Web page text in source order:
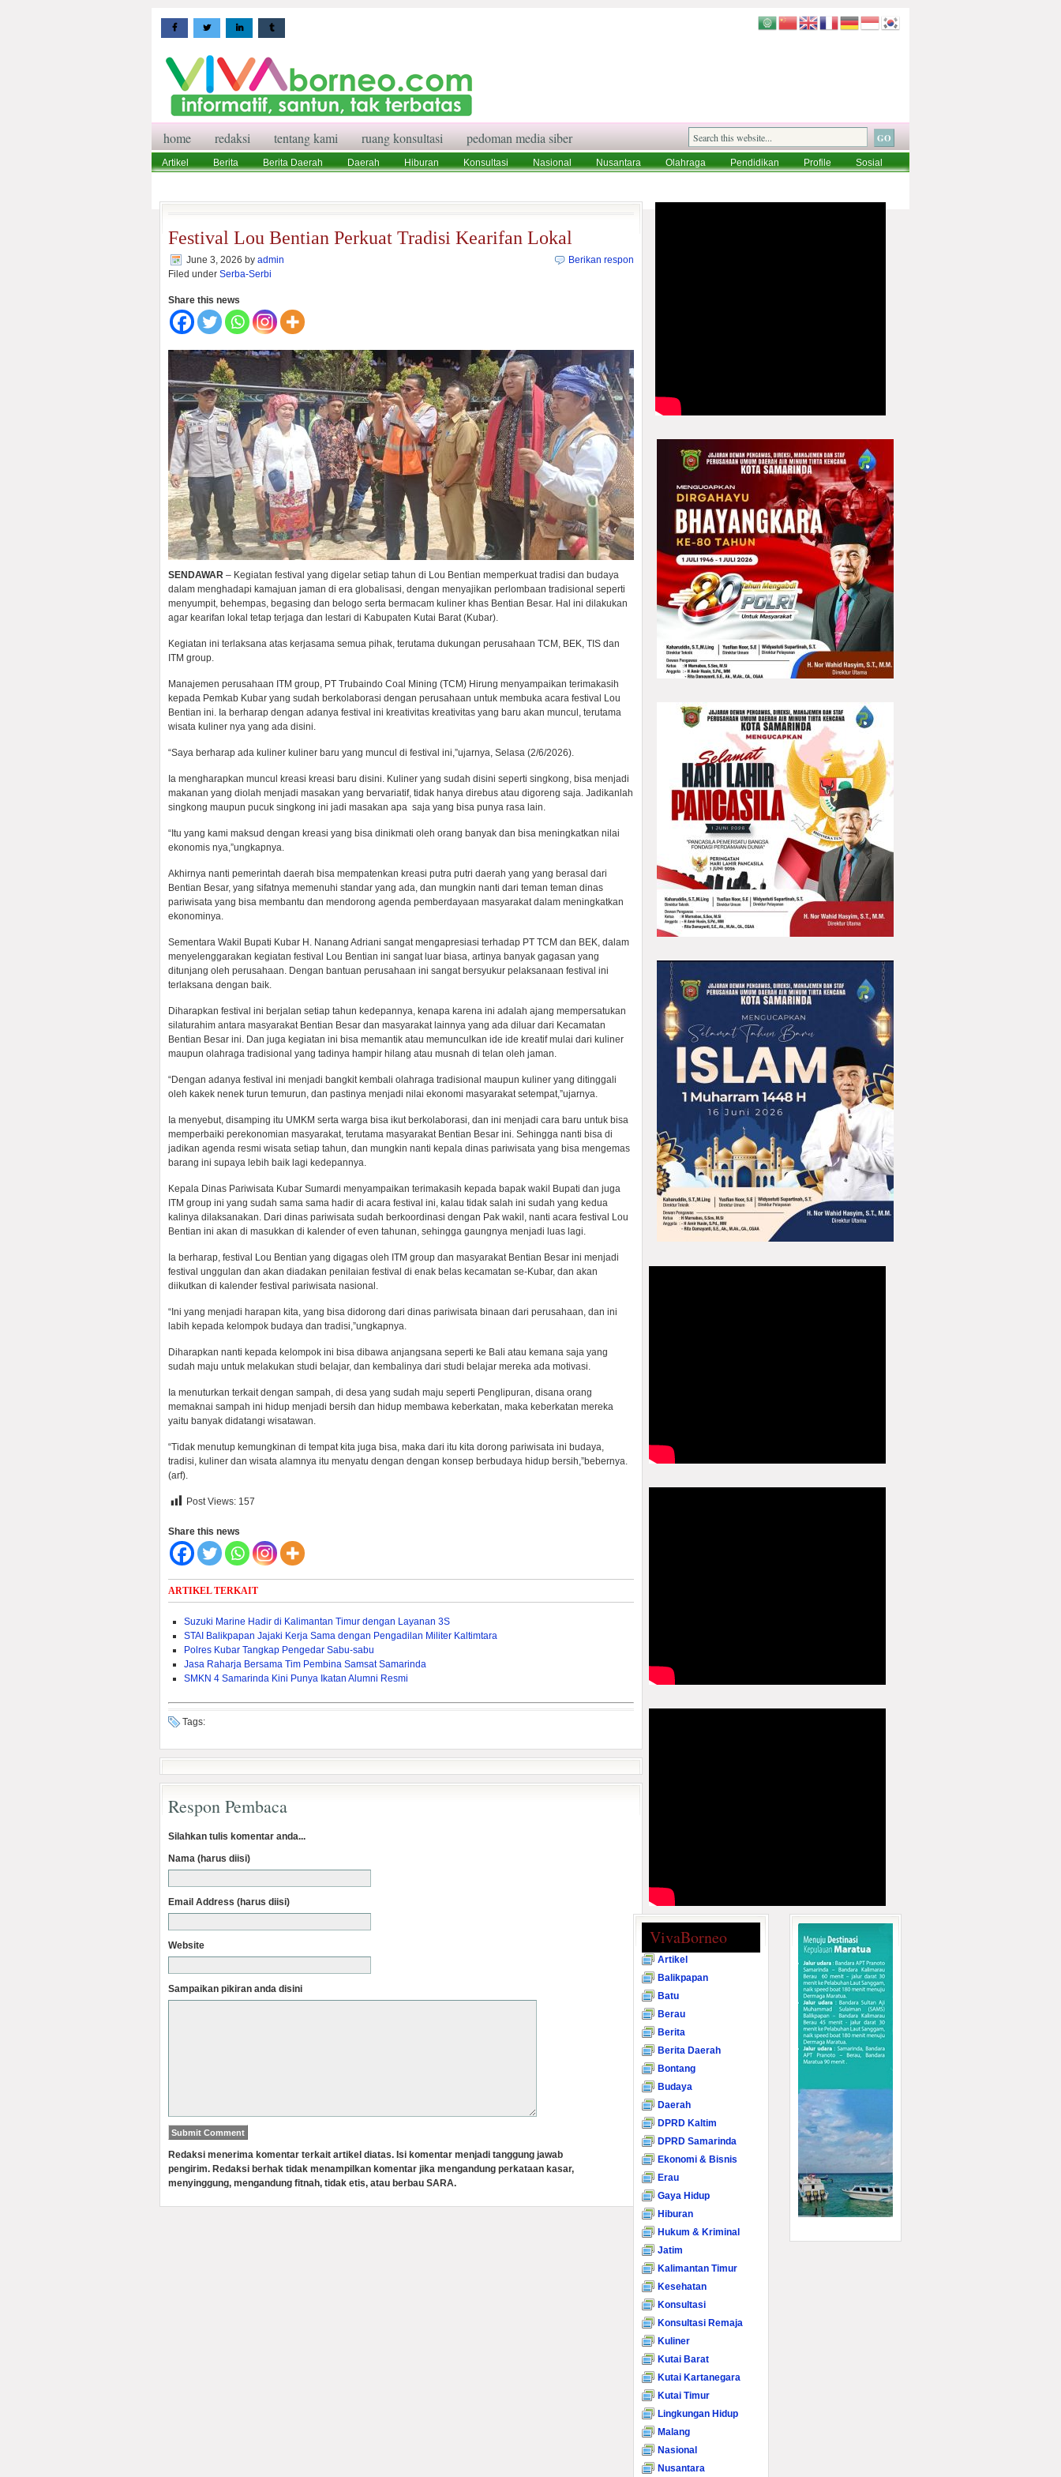
home redaksi tentang kami ruang konsultasi pedoman media siber
Artikel Berita Berita Daerah Daerah Hiburan Konsultasi Nasional Nusantara Olahraga Pendidikan Profile
Sosial
Festival Lou Bentian Perkuat Tradisi Kearifan Lokal
June 3, 2026 by admin
Filed under Serba-Serbi
Berikan respon
Share this news
SENDAWAR – Kegiatan festival yang digelar setiap tahun di Lou Bentian memperkuat tradisi dan budaya
dalam menghadapi kamajuan jaman di era globalisasi, dengan menyajikan perlombaan tradisional seperti
menyumpit, behempas, begasing dan belogo serta bermacam kuliner khas Bentian Besar. Hal ini dilakukan
agar kearifan lokal tetap terjaga dan lestari di Kabupaten Kutai Barat (Kubar).
Kegiatan ini terlaksana atas kerjasama semua pihak, terutama dukungan perusahaan TCM, BEK, TIS dan
ITM group.
Manajemen perusahaan ITM group, PT Trubaindo Coal Mining (TCM) Hirung menyampaikan terimakasih
kepada Pemkab Kubar yang sudah berkolaborasi dengan perusahaan untuk membuka acara festival Lou
Bentian ini. Ia berharap dengan adanya festival ini kreativitas kreativitas yang baru akan muncul, terutama
wisata kuliner nya yang ada disini.
“Saya berharap ada kuliner kuliner baru yang muncul di festival ini,”ujarnya, Selasa (2/6/2026).
Ia mengharapkan muncul kreasi kreasi baru disini. Kuliner yang sudah disini seperti singkong, bisa menjadi
makanan yang diolah menjadi masakan yang bervariatif, tidak hanya direbus atau digoreng saja. Jadikanlah
singkong maupun pucuk singkong ini jadi masakan apa saja yang bisa punya rasa lain.
“Itu yang kami maksud dengan kreasi yang bisa dinikmati oleh orang banyak dan bisa meningkatkan nilai
ekonomis nya,”ungkapnya.
Akhirnya nanti pemerintah daerah bisa mempatenkan kreasi putra putri daerah yang yang berasal dari
Bentian Besar, yang sifatnya memenuhi standar yang ada, dan mungkin nanti dari teman teman dinas
pariwisata yang bisa membantu dan mendorong agenda pemberdayaan masyarakat dalam meningkatkan
ekonominya.
Sementara Wakil Bupati Kubar H. Nanang Adriani sangat mengapresiasi terhadap PT TCM dan BEK, dalam
menyelenggarakan kegiatan festival Lou Bentian ini sangat luar biasa, artinya banyak gagasan yang
ditunjang oleh perusahaan. Dengan bantuan perusahaan ini sangat bersyukur pelaksanaan festival ini
terlaksana dengan baik.
Diharapkan festival ini berjalan setiap tahun kedepannya, kenapa karena ini adalah ajang mempersatukan
silaturahim antara masyarakat Bentian Besar dan masyarakat lainnya yang ada diluar dari Kecamatan
Bentian Besar ini. Dan juga kegiatan ini bisa memantik atau memunculkan ide ide kreatif mulai dari kuliner
maupun olahraga tradisional yang tadinya hampir hilang atau musnah di telan oleh jaman.
“Dengan adanya festival ini menjadi bangkit kembali olahraga tradisional maupun kuliner yang ditinggali
oleh kakek nenek turun temurun, dan pastinya menjadi nilai ekonomi masyarakat setempat,”ujarnya.
Ia menyebut, disamping itu UMKM serta warga bisa ikut berkolaborasi, dan ini menjadi cara baru untuk bisa
memperbaiki perekonomian masyarakat, terutama masyarakat Bentian Besar ini. Sehingga nanti bisa di
jadikan agenda resmi wisata setiap tahun, dan mungkin nanti kepala dinas pariwisata yang bisa mengemas
barang ini supaya lebih baik lagi kedepannya.
Kepala Dinas Pariwisata Kubar Sumardi menyampaikan terimakasih kepada bapak wakil Bupati dan juga
ITM group ini yang sudah sama sama hadir di acara festival ini, kalau tidak salah ini sudah yang kedua
kalinya dilaksanakan. Dari dinas pariwisata sudah berkoordinasi dengan Pak wakil, nanti acara festival Lou
Bentian ini akan di masukkan di kalender of even tahunan, sehingga gaungnya menjadi luas lagi.
Ia berharap, festival Lou Bentian yang digagas oleh ITM group dan masyarakat Bentian Besar ini menjadi
festival unggulan dan akan diadakan penilaian festival di enak belas kecamatan se-Kubar, dan akan
diikutkan di kalender festival pariwisata nasional.
“Ini yang menjadi harapan kita, yang bisa didorong dari dinas pariwisata binaan dari perusahaan, dan ini
labih kepada kelompok budaya dan tradisi,”ungkapnya.
Diharapkan nanti kepada kelompok ini bisa dibawa anjangsana seperti ke Bali atau kemana saja yang
sudah maju untuk melakukan studi belajar, dan kembalinya dari studi belajar mereka ada motivasi.
Ia menuturkan terkait dengan sampah, di desa yang sudah maju seperti Penglipuran, disana orang
memaknai sampah ini hidup menjadi bersih dan hidup membawa keberkatan, maka keberkatan mereka
yaitu banyak didatangi wisatawan.
“Tidak menutup kemungkinan di tempat kita juga bisa, maka dari itu kita dorong pariwisata ini budaya,
tradisi, kuliner dan wisata alamnya itu menyatu dengan dengan konsep berbudaya hidup bersih,”bebernya.
(arf).
Post Views: 157
Share this news
ARTIKEL TERKAIT
Suzuki Marine Hadir di Kalimantan Timur dengan Layanan 3S
STAI Balikpapan Jajaki Kerja Sama dengan Pengadilan Militer Kaltimtara
Polres Kubar Tangkap Pengedar Sabu-sabu
Jasa Raharja Bersama Tim Pembina Samsat Samarinda
SMKN 4 Samarinda Kini Punya Ikatan Alumni Resmi
Tags:
Respon Pembaca
Silahkan tulis komentar anda...
Nama (harus diisi)
Email Address (harus diisi)
Website
Sampaikan pikiran anda disini
Redaksi menerima komentar terkait artikel diatas. Isi komentar menjadi tanggung jawab
pengirim. Redaksi berhak tidak menampilkan komentar jika mengandung perkataan kasar,
menyinggung, mengandung fitnah, tidak etis, atau berbau SARA.
VivaBorneo
Artikel
Balikpapan
Batu
Berau
Berita
Berita Daerah
Bontang
Budaya
Daerah
DPRD Kaltim
DPRD Samarinda
Ekonomi & Bisnis
Erau
Gaya Hidup
Hiburan
Hukum & Kriminal
Jatim
Kalimantan Timur
Kesehatan
Konsultasi
Konsultasi Remaja
Kuliner
Kutai Barat
Kutai Kartanegara
Kutai Timur
Lingkungan Hidup
Malang
Nasional
Nusantara